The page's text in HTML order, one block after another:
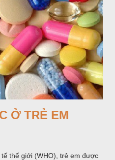
Ở TRẺ EM
thế giới (WHO), trẻ em được